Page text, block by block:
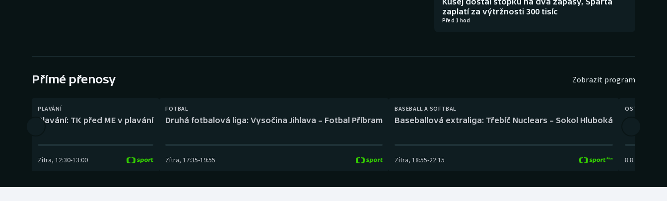
Gymnastika Plážový volejbal
zaplatí za výtržnosti 300 tisíc
Před 1 hod
Přímé přenosy Zobrazit program
PLAVÁNÍ
Plavání: TK před ME v plavání
Zítra, 12:30-13:00
FOTBAL
Druhá fotbalová liga: Vysočina Jihlava – Fotbal Příbram
Zítra, 17:35-19:55
BASEBALL A SOFTBAL
Baseballová extraliga: Třebíč Nuclears – Sokol Hluboká
Zítra, 18:55-22:15
OSTATNÍ
8.8.